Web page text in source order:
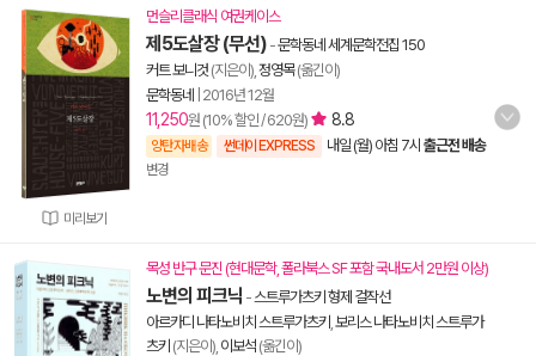
미리보기
먼슬리클래식 여권케이스
제5도살장 (무선) -문학동네 세계문학전집 150
커트 보니것 (지은이), 정영목(옮긴이)
문학동네
2016년 12월
11,250원 (10% 할인 / 620원) 8.8
양탄자배송 썬데이 EXPRESS 내일 (월) 아침 7시 출근전 배송
변경
목성 반구 문진 (현대문학, 폴라북스 SF 포함 국내도서 2만원 이상)
노변의 피크닉 -스트루가츠키 형제 걸작선
아르카디 나타노비치 스트루가츠키 보리스 나타노비치 스트루가
츠키 (지은이), 이보석 (옮긴이)